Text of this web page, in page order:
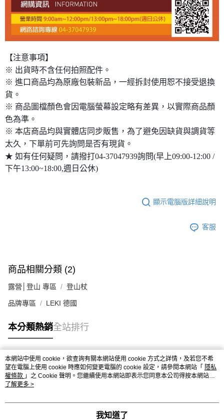
【注意事項】
※ 出貨時不含任何拍照配件。
※ 進口商品均為原廠包裝新品，一經拆封使用恕不接受退換
貨。
※ 商品圖檔顏色會因電腦螢幕設定略有差異，以實際商品顏
色為準。
※ 本店商品均與實體店同步販售，為了避免因缺貨與調貨等
太久，下單前可先詢問是否有現貨。
★ 如有任何疑問，請撥打04-37047939詢問(早上09:00-12:00 /
下午13:00~18:00,週日公休)
顯示電腦版詳細說明
客服
商品相關分類 (2)
露營│登山 專區 登山杖
品牌專區 LEKI 德國
本分類熱銷全站排行
熱門標籤
本網站中使用 cookie，欲查詢有關本網站使用 cookie 方式之詳情，及若您不希
望在電腦上使用 cookie 時應如何變更電腦的 cookie 設定，請參閱本網站「 隱私
權條款 」之 Cookie 聲明。您繼續使用本網站即表示您同意本公司得按本網站使
用條款之 Cookie 聲明使用 cookie。
了解更多 >
我知道了